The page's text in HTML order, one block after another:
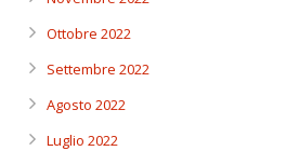
Ottobre 2022
Settembre 2022
Agosto 2022
Luglio 2022